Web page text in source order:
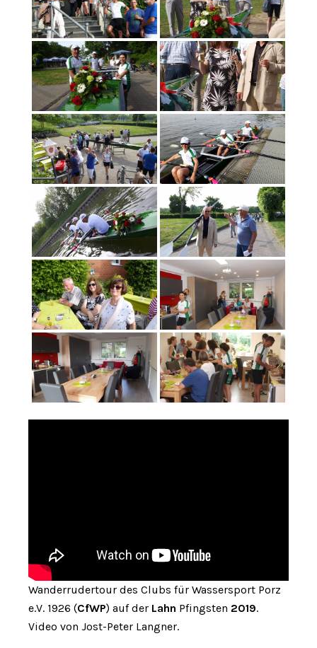
Wanderrudertour des Clubs für Wassersport Porz
e.V. 1926 (CfWP) auf der Lahn Pfingsten 2019.
Video von Jost-Peter Langner.